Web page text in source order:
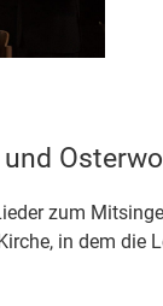
zum
in dem die